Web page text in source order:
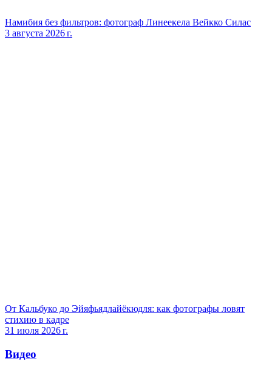
Намибия без фильтров: фотограф Линеекела Вейкко Силас
3 августа 2026 г.
От Кальбуко до Эйяфьядлайёкюдля: как фотографы ловят
стихию в кадре
31 июля 2026 г.
Видео